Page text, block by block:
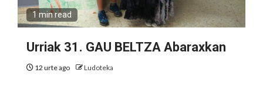
1 min read
Urriak 31. GAU BELTZA Abaraxkan
12 urte ago Ludoteka